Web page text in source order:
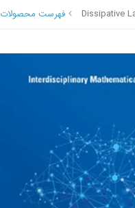
فهرست محصولات Dissipative